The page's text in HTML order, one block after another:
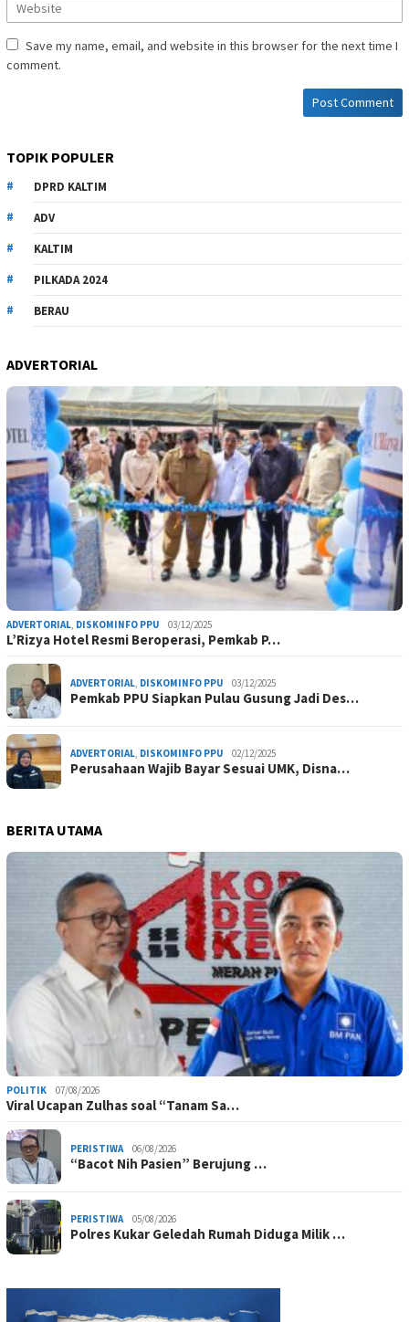
Save my name, email, and website in this browser for the next time I
comment.
TOPIK POPULER
DPRD KALTIM
ADV
KALTIM
PILKADA 2024
BERAU
ADVERTORIAL
ADVERTORIAL, DISKOMINFO PPU 03/12/2025
L’Rizya Hotel Resmi Beroperasi, Pemkab P…
ADVERTORIAL, DISKOMINFO PPU 03/12/2025
Pemkab PPU Siapkan Pulau Gusung Jadi Des…
ADVERTORIAL, DISKOMINFO PPU 02/12/2025
Perusahaan Wajib Bayar Sesuai UMK, Disna…
BERITA UTAMA
POLITIK 07/08/2026
Viral Ucapan Zulhas soal “Tanam Sa…
PERISTIWA 06/08/2026
“Bacot Nih Pasien” Berujung …
PERISTIWA 05/08/2026
Polres Kukar Geledah Rumah Diduga Milik …